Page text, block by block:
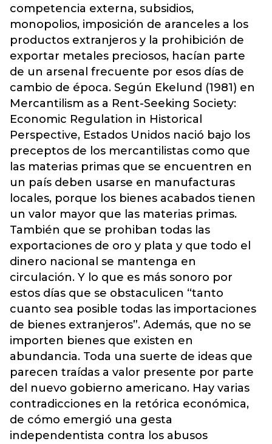
competencia externa, subsidios,
monopolios, imposición de aranceles a los
productos extranjeros y la prohibición de
exportar metales preciosos, hacían parte
de un arsenal frecuente por esos días de
cambio de época. Según Ekelund (1981) en
Mercantilism as a Rent-Seeking Society:
Economic Regulation in Historical
Perspective, Estados Unidos nació bajo los
preceptos de los mercantilistas como que
las materias primas que se encuentren en
un país deben usarse en manufacturas
locales, porque los bienes acabados tienen
un valor mayor que las materias primas.
También que se prohiban todas las
exportaciones de oro y plata y que todo el
dinero nacional se mantenga en
circulación. Y lo que es más sonoro por
estos días que se obstaculicen “tanto
cuanto sea posible todas las importaciones
de bienes extranjeros”. Además, que no se
importen bienes que existen en
abundancia. Toda una suerte de ideas que
parecen traídas a valor presente por parte
del nuevo gobierno americano. Hay varias
contradicciones en la retórica económica,
de cómo emergió una gesta
independentista contra los abusos